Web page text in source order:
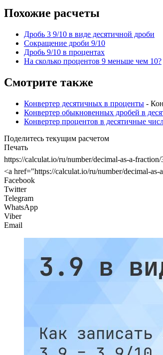
Похожие расчеты
Дробь 3 9/10 в виде десятичной дроби
Сокращение дроби 9/10
Дробь 9/10 в процентах
На сколько процентов 9 меньше чем 10?
Смотрите также
Конвертер десятичных в проценты -
Конвертер обыкновенных дробей в
Конвертер процентов в десятичные
Поделитесь текущим расчетом
Печать
https://calculat.io/ru/number/decimal-as-a-fraction/
<a href="https://calculat.io/ru/number/decimal-
Facebook
Twitter
Telegram
WhatsApp
Viber
Email